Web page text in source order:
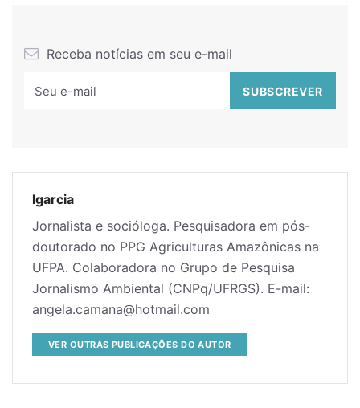
Receba notícias em seu e-mail
lgarcia
Jornalista e socióloga. Pesquisadora em pós-
doutorado no PPG Agriculturas Amazônicas na
UFPA. Colaboradora no Grupo de Pesquisa
Jornalismo Ambiental (CNPq/UFRGS). E-mail:
angela.camana@hotmail.com
VER OUTRAS PUBLICAÇÕES DO AUTOR